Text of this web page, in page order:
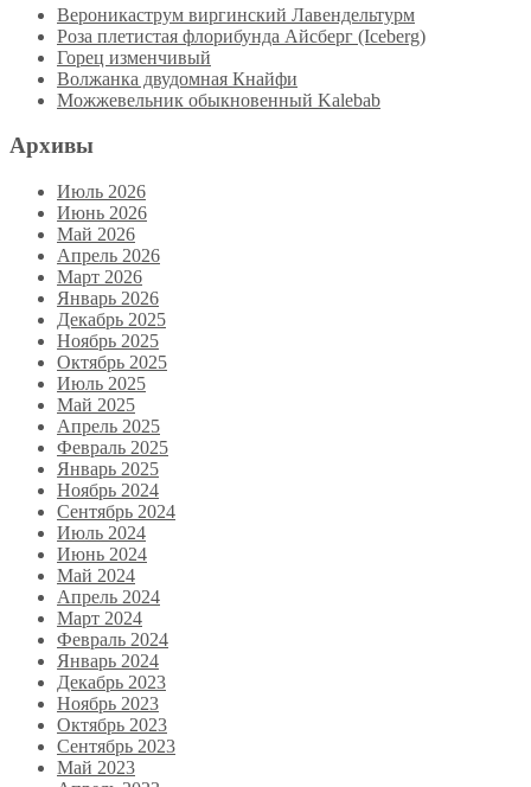
Вероникаструм виргинский Лавендельтурм
Роза плетистая флорибунда Айсберг (Iceberg)
Горец изменчивый
Волжанка двудомная Кнайфи
Можжевельник обыкновенный Kalebab
Архивы
Июль 2026
Июнь 2026
Май 2026
Апрель 2026
Март 2026
Январь 2026
Декабрь 2025
Ноябрь 2025
Октябрь 2025
Июль 2025
Май 2025
Апрель 2025
Февраль 2025
Январь 2025
Ноябрь 2024
Сентябрь 2024
Июль 2024
Июнь 2024
Май 2024
Апрель 2024
Март 2024
Февраль 2024
Январь 2024
Декабрь 2023
Ноябрь 2023
Октябрь 2023
Сентябрь 2023
Май 2023